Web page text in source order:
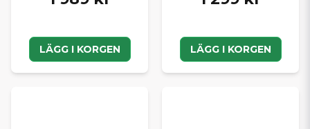
LÄGG I KORGEN LÄGG I KORGEN